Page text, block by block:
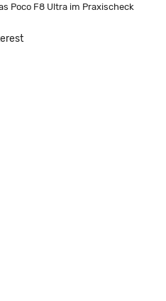
Poco F8 Ultra im Praxischeck